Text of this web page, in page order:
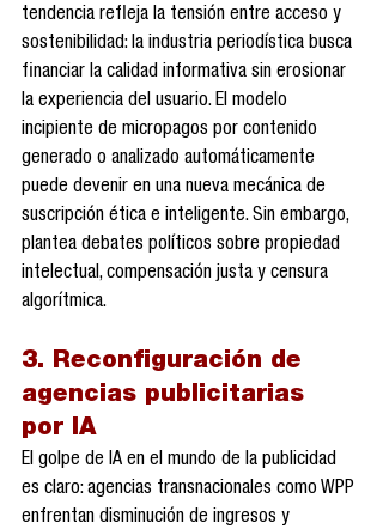
tendencia refleja la tensión entre acceso y
sostenibilidad: la industria periodística busca
financiar la calidad informativa sin erosionar
la experiencia del usuario. El modelo
incipiente de micropagos por contenido
generado o analizado automáticamente
puede devenir en una nueva mecánica de
suscripción ética e inteligente. Sin embargo,
plantea debates políticos sobre propiedad
intelectual, compensación justa y censura
algorítmica.
3. Reconfiguración de
agencias publicitarias
por IA
El golpe de IA en el mundo de la publicidad
es claro: agencias transnacionales como WPP
enfrentan disminución de ingresos y